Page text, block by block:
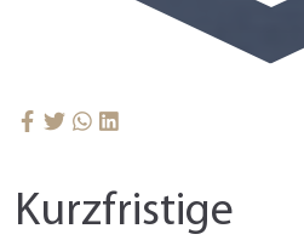
Kurzfristige